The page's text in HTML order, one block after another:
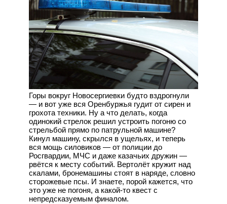
Горы вокруг Новосергиевки будто вздрогнули
— и вот уже вся Оренбуржья гудит от сирен и
грохота техники. Ну а что делать, когда
одинокий стрелок решил устроить погоню со
стрельбой прямо по патрульной машине?
Кинул машину, скрылся в ущельях, и теперь
вся мощь силовиков — от полиции до
Росгвардии, МЧС и даже казачьих дружин —
рвётся к месту событий. Вертолёт кружит над
скалами, бронемашины стоят в наряде, словно
сторожевые псы. И знаете, порой кажется, что
это уже не погоня, а какой-то квест с
непредсказуемым финалом.